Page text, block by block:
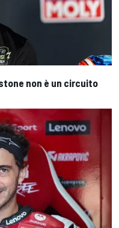
non è un circuito